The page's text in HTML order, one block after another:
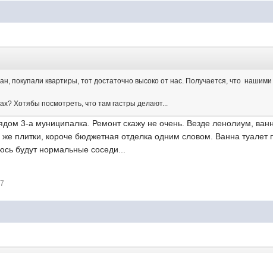
покупали квартиры, тот достаточно высоко от нас. Получается, что нашими
Хотябы посмотреть, что там гастры делают...
3-а муниципалка. Ремонт скажу не очень. Везде ленолиум,
же плитки, короче бюджетная отделка одним словом. Ванна туалет
будут нормальные соседи...